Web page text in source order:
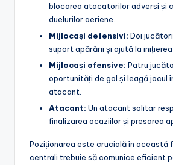
blocarea atacatorilor adversi și
duelurilor aeriene.
Mijlocași defensivi: Doi
suport apărării și ajută la
Mijlocași ofensive: Patru
oportunități de gol și leagă jocul
atacant.
Atacant: Un atacant solitar
finalizarea ocaziilor și presarea
Poziționarea este crucială în această
centrali trebuie să comunice eficient